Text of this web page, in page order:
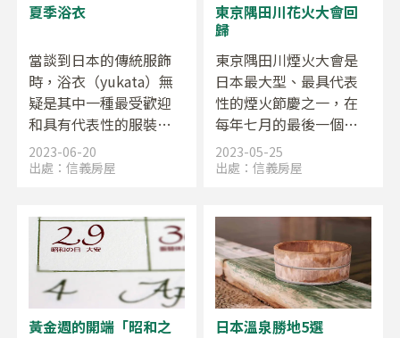
夏季浴衣
當談到日本的傳統服飾
時，浴衣（yukata）無
疑是其中一種最受歡迎
和具有代表性的服裝。
浴衣是一種輕便、舒適
的夏季服裝，也是日本
2023-06-20
出處： 信義房屋
東京隅田川花火大會回
歸
東京隅田川煙火大會是
日本最大型、最具代表
性的煙火節慶之一，在
每年七月的最後一個星
期六舉行，因為疫情歷
經3年的停辦，今年將在
的慶典吧。
2023-05-25
出處： 信義房屋
黃金週的開端「昭和之
日本溫泉勝地5選